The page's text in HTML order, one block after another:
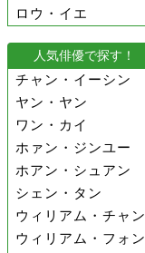
ロウ・イエ
人気俳優で探す！
チャン・イーシン
ヤン・ヤン
ワン・カイ
ホァン・ジンユー
ホアン・シュアン
シェン・タン
ウィリアム・チャン
ウィリアム・フォン